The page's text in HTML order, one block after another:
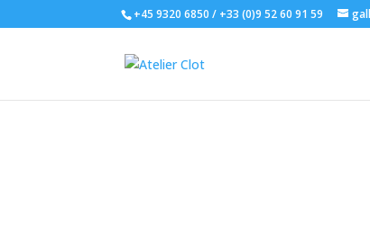
+45 9320 6850 / +33 (0)9 52 60 91 59